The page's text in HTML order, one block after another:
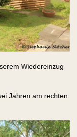
Wiedereinzug
Jahren am rechten